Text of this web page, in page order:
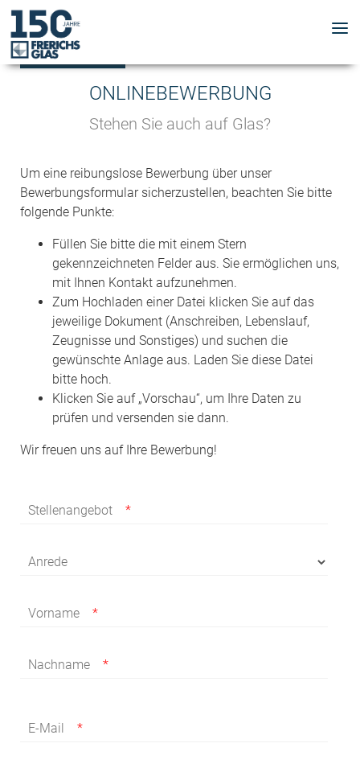
ONLINEBEWERBUNG
Stehen Sie auch auf Glas?
Um eine reibungslose Bewerbung über unser
Bewerbungsformular sicherzustellen, beachten Sie bitte
folgende Punkte:
Füllen Sie bitte die mit einem Stern
gekennzeichneten Felder aus. Sie ermöglichen uns,
mit Ihnen Kontakt aufzunehmen.
Zum Hochladen einer Datei klicken Sie auf das
jeweilige Dokument (Anschreiben, Lebenslauf,
Zeugnisse und Sonstiges) und suchen die
gewünschte Anlage aus. Laden Sie diese Datei
bitte hoch.
Klicken Sie auf „Vorschau“, um Ihre Daten zu
prüfen und versenden sie dann.
Wir freuen uns auf Ihre Bewerbung!
Stellenangebot
Anrede
Vorname
Nachname
E-Mail